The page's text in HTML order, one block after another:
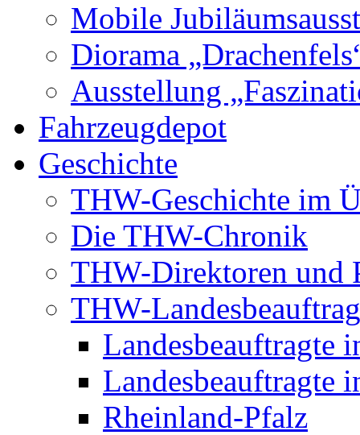
Mobile
Diorama
Ausstellung
Fahrzeugdepot
Geschichte
THW-Geschichte im
Die THW-Chronik
THW-Direktoren und
THW-
Landesbeauftragte
Landesbeauftragte
Rheinland-Pfalz